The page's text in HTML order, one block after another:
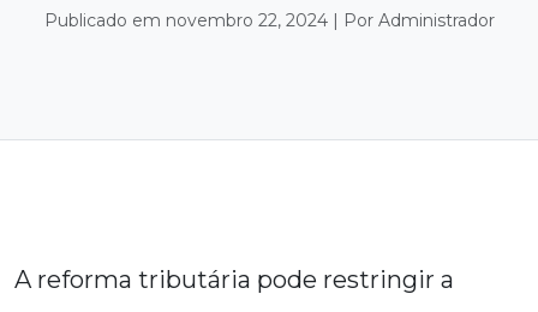
Publicado em novembro 22, 2024 | Por Administrador
A reforma tributária pode restringir a